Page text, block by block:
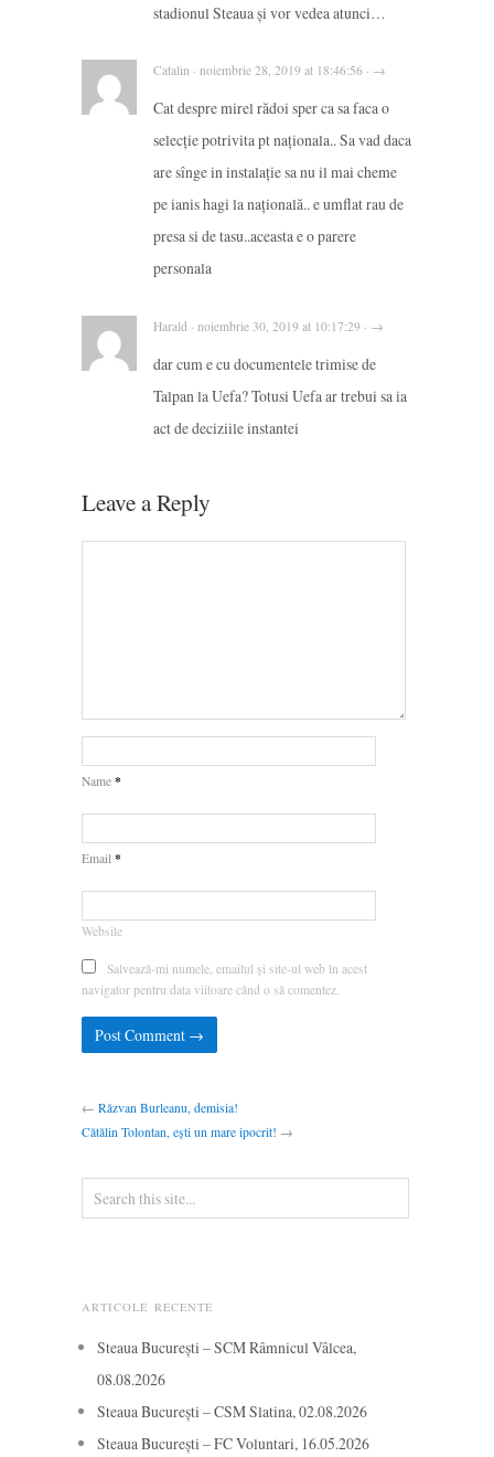
stadionul Steaua și vor vedea atunci…
Catalin · noiembrie 28, 2019 at 18:46:56 · →
Cat despre mirel rădoi sper ca sa faca o
selecție potrivita pt naționala.. Sa vad daca
are sînge in instalație sa nu il mai cheme
pe ianis hagi la națională.. e umflat rau de
presa si de tasu..aceasta e o parere
personala
Harald · noiembrie 30, 2019 at 10:17:29 · →
dar cum e cu documentele trimise de
Talpan la Uefa? Totusi Uefa ar trebui sa ia
act de deciziile instantei
Leave a Reply
Name *
Email *
Website
Salvează-mi numele, emailul și site-ul web în acest
navigator pentru data viitoare când o să comentez.
← Răzvan Burleanu, demisia!
Cătălin Tolontan, ești un mare ipocrit! →
ARTICOLE RECENTE
Steaua București – SCM Râmnicul Vâlcea,
08.08.2026
Steaua București – CSM Slatina, 02.08.2026
Steaua București – FC Voluntari, 16.05.2026